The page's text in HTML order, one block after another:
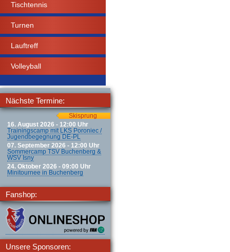
Tischtennis
Turnen
Lauftreff
Volleyball
Nächste Termine:
Skisprung
16. August 2026 - 12:00 Uhr
Trainingscamp mit LKS Poroniec /
Jugendbegegnung DE-PL
07. September 2026 - 12:00 Uhr
Sommercamp TSV Buchenberg &
WSV Isny
24. Oktober 2026 - 09:00 Uhr
Minitournee in Buchenberg
Fanshop:
Unsere Sponsoren: